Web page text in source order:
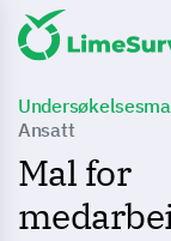
Ansatt
Mal for